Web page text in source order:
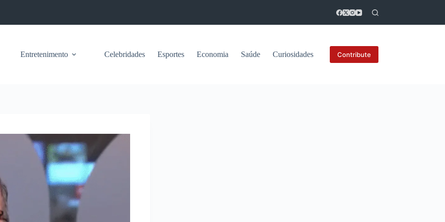
Entretenimento Celebridades Esportes Economia Saúde Curiosidades Contribute